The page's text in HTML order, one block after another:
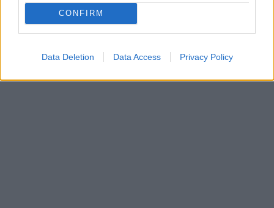
CONFIRM
Data Deletion Data Access Privacy Policy